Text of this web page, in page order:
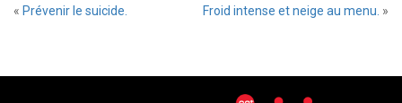
« Prévenir le suicide. Froid intense et neige au menu. »